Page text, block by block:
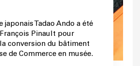
japonais Tadao Ando a été
Pinault pour
conversion du bâtiment
de Commerce en musée.